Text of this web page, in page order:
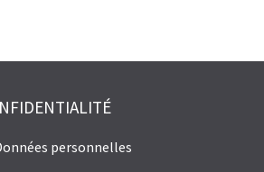
personnelles